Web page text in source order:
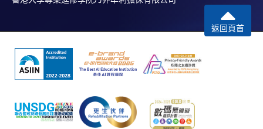
報讀同一學歷頒授課程內其他單元
用於一般學歷頒授課程。
(「通知」)，請填妥有關「通知」，並親往報名中
心或以郵遞方式，遞交「通知」及繳交所需費用。
返回頁首